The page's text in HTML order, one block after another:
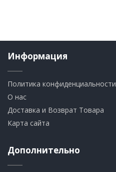
Информация
Политика конфиденциальности
О нас
Доставка и Возврат Товара
Карта сайта
Дополнительно